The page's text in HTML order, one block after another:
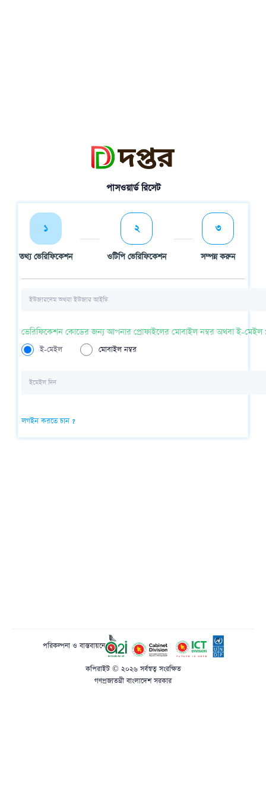
পাসওয়ার্ড রিসেট
১
তথ্য ভেরিফিকেশন
২
ওটিপি ভেরিফিকেশন
৩
সম্পন্ন করুন
ভেরিফিকেশন কোডের জন্য আপনার প্রোফাইলের মোবাইল নম্বর অথবা ই-মেইল
ই-মেইল মোবাইল নম্বর
লগইন করতে চান ?
পরিকল্পনা ও বাস্তবায়নে
কপিরাইট © ২০২৬ সর্বস্বত্ব সংরক্ষিত
গণপ্রজাতন্ত্রী বাংলাদেশ সরকার